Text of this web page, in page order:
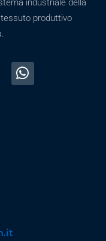
industriale della
produttivo